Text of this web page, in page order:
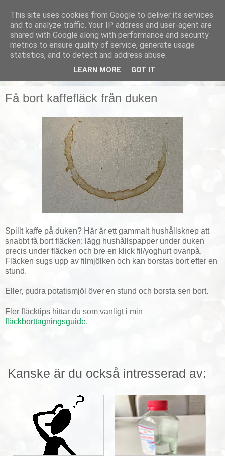
Smarta vardagstips
Husmorstips, tricks och knep, smarta lösningar!
Få bort kaffefläck från duken
Spillt kaffe på duken? Här är ett gammalt hushållsknep att
snabbt få bort fläcken: lägg hushållspapper under duken
precis under fläcken och bre en klick fil/yoghurt ovanpå.
Fläcken sugs upp av filmjölken och kan borstas bort efter en
stund.
Eller, pudra potatismjöl över en stund och borsta sen bort.
Fler fläcktips hittar du som vanligt i min
fläckborttagningsguide.
Kanske är du också intresserad av:
This site uses cookies from Google to deliver its services
and to analyze traffic. Your IP address and user-agent are
shared with Google along with performance and security
metrics to ensure quality of service, generate usage
statistics, and to detect and address abuse.
LEARN MORE GOT IT